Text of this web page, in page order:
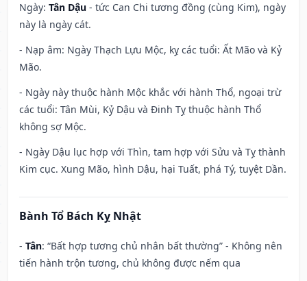
Ngày: Tân Dậu - tức Can Chi tương đồng (cùng Kim), ngày
này là ngày cát.
- Nạp âm: Ngày Thạch Lựu Mộc, kỵ các tuổi: Ất Mão và Kỷ
Mão.
- Ngày này thuộc hành Mộc khắc với hành Thổ, ngoại trừ
các tuổi: Tân Mùi, Kỷ Dậu và Đinh Tỵ thuộc hành Thổ
không sợ Mộc.
- Ngày Dậu lục hợp với Thìn, tam hợp với Sửu và Tỵ thành
Kim cục. Xung Mão, hình Dậu, hại Tuất, phá Tý, tuyệt Dần.
Bành Tổ Bách Kỵ Nhật
- Tân: “Bất hợp tương chủ nhân bất thường” - Không nên
tiến hành trộn tương, chủ không được nếm qua